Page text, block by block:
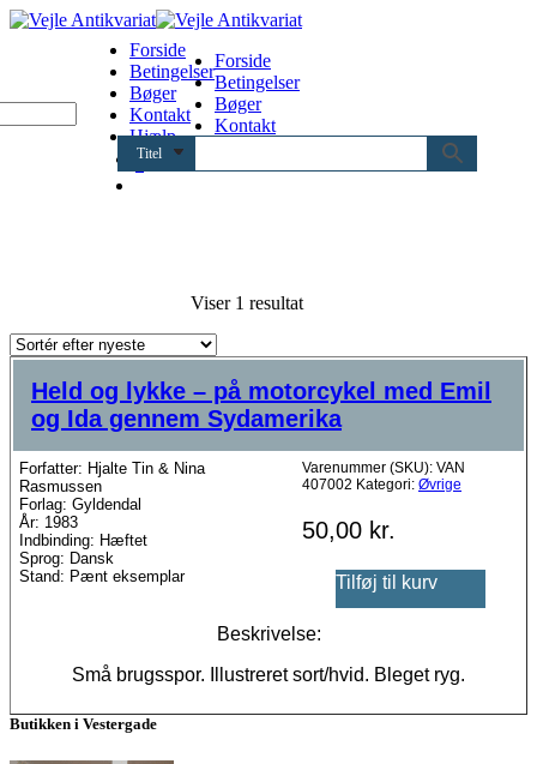
Titel
Forside
Betingelser
Bøger
Kontakt
Hjælp
Forside
Betingelser
Bøger
Kontakt
Viser 1 resultat
Held og lykke – på motorcykel med Emil
og Ida gennem Sydamerika
Forfatter: Hjalte Tin & Nina
Rasmussen
Forlag: Gyldendal
År: 1983
Indbinding: Hæftet
Sprog: Dansk
Stand: Pænt eksemplar
Varenummer (SKU): VAN
407002 Kategori: Øvrige
50,00 kr.
Tilføj til kurv
Beskrivelse:
Små brugsspor. Illustreret sort/hvid. Bleget ryg.
Butikken i Vestergade